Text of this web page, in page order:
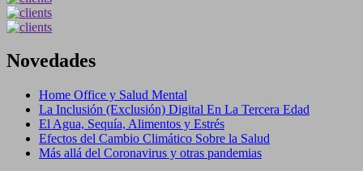
Novedades
Home Office y Salud Mental
La Inclusión (Exclusión) Digital En La Tercera Edad
El Agua, Sequía, Alimentos y Estrés
Efectos del Cambio Climático Sobre la Salud
Más allá del Coronavirus y otras pandemias